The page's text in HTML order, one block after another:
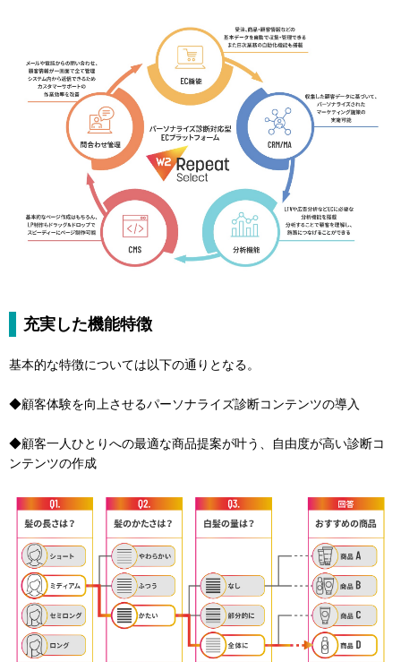
充実した機能特徴
基本的な特徴については以下の通りとなる。
◆顧客体験を向上させるパーソナライズ診断コンテンツの導入
◆顧客一人ひとりへの最適な商品提案が叶う、自由度が高い診断コ
ンテンツの作成